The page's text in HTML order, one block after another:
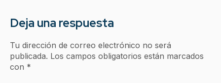
Deja una respuesta
Tu dirección de correo electrónico no será
publicada. Los campos obligatorios están marcados
con *